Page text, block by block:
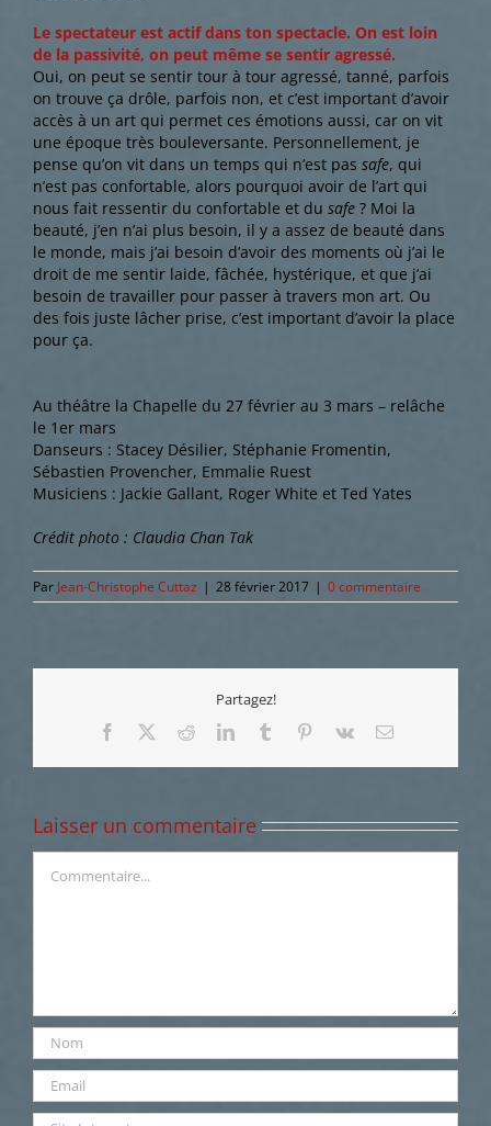
Le spectateur est actif dans ton spectacle. On est loin
de la passivité, on peut même se sentir agressé.
Oui, on peut se sentir tour à tour agressé, tanné, parfois
on trouve ça drôle, parfois non, et c’est important d’avoir
accès à un art qui permet ces émotions aussi, car on vit
une époque très bouleversante. Personnellement, je
pense qu’on vit dans un temps qui n’est pas safe, qui
n’est pas confortable, alors pourquoi avoir de l’art qui
nous fait ressentir du confortable et du safe ? Moi la
beauté, j’en n’ai plus besoin, il y a assez de beauté dans
le monde, mais j’ai besoin d’avoir des moments où j’ai le
droit de me sentir laide, fâchée, hystérique, et que j’ai
besoin de travailler pour passer à travers mon art. Ou
des fois juste lâcher prise, c’est important d’avoir la place
pour ça.
Au théâtre la Chapelle du 27 février au 3 mars – relâche
le 1er mars
Danseurs : Stacey Désilier, Stéphanie Fromentin,
Sébastien Provencher, Emmalie Ruest
Musiciens : Jackie Gallant, Roger White et Ted Yates
Crédit photo : Claudia Chan Tak
Par Jean-Christophe Cuttaz | 28 février 2017 | 0 commentaire
Partagez!
Facebook RedditLinkedInTumblr Pinterest
Vk Email
Laisser un commentaire